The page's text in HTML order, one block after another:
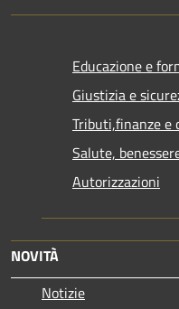
Educazione e
Giustizia e
Tributi,finanze e
Salute,
Autorizzazioni
NOVITÀ
Notizie